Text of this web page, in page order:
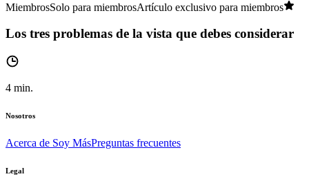
MiembrosSolo para miembrosArtículo exclusivo para miembros
Los tres problemas de la vista que debes considerar
4 min.
Nosotros
Acerca de Soy MásPreguntas frecuentes
Legal